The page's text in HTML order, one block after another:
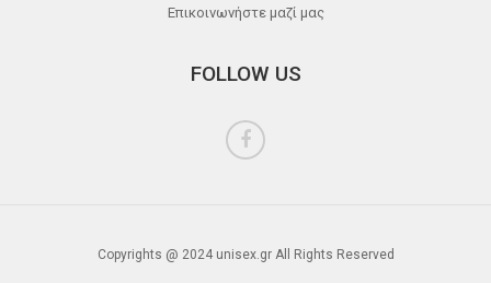
Επικοινωνήστε μαζί μας
FOLLOW US
Copyrights @ 2024 unisex.gr All Rights Reserved